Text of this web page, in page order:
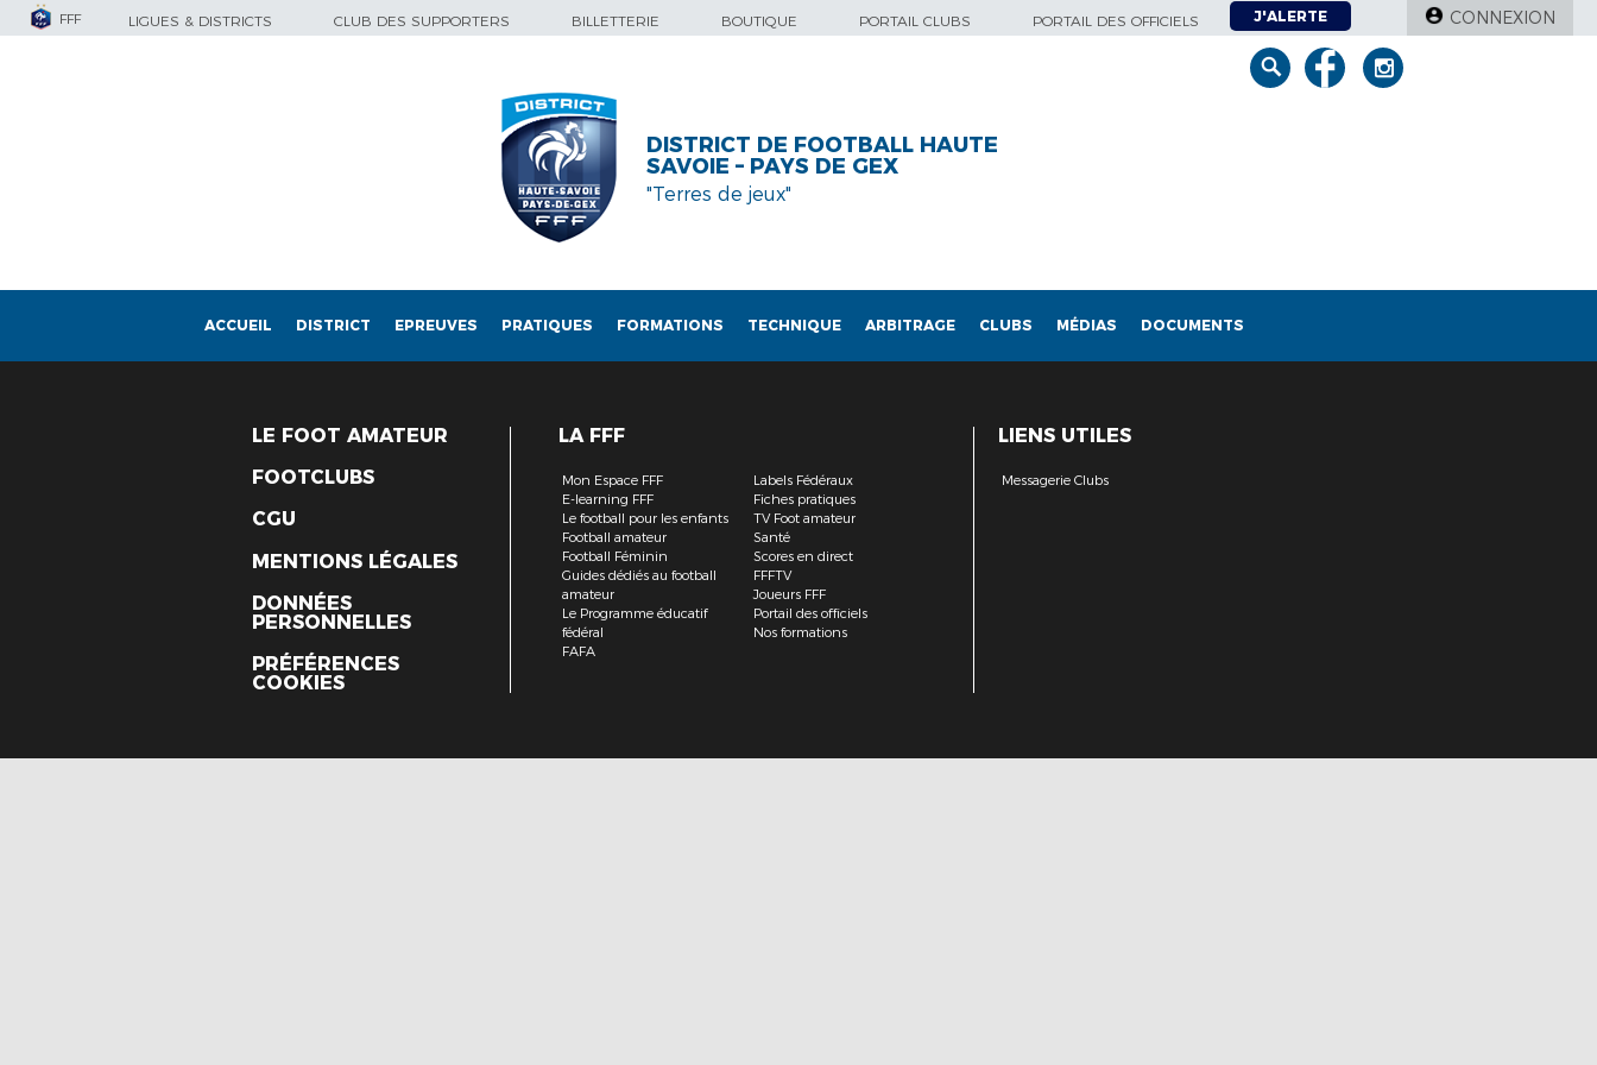
FFF LIGUES & DISTRICTS CLUB DES SUPPORTERS BILLETTERIE BOUTIQUE PORTAIL CLUBS PORTAIL DES OFFICIELS J'ALERTE CONNEXION
DISTRICT DE FOOTBALL HAUTE
SAVOIE – PAYS DE GEX
"Terres de jeux"
ACCUEIL DISTRICT EPREUVES PRATIQUES FORMATIONS TECHNIQUE ARBITRAGE CLUBS MÉDIAS DOCUMENTS
LE FOOT AMATEUR
FOOTCLUBS
CGU
MENTIONS LÉGALES
DONNÉES
PERSONNELLES
PRÉFÉRENCES
COOKIES
LA FFF
Mon Espace FFF
E-learning FFF
Le football pour les enfants
Football amateur
Football Féminin
Guides dédiés au football
amateur
Le Programme éducatif
fédéral
FAFA
Labels Fédéraux
Fiches pratiques
TV Foot amateur
Santé
Scores en direct
FFFTV
Joueurs FFF
Portail des officiels
Nos formations
LIENS UTILES
Messagerie Clubs